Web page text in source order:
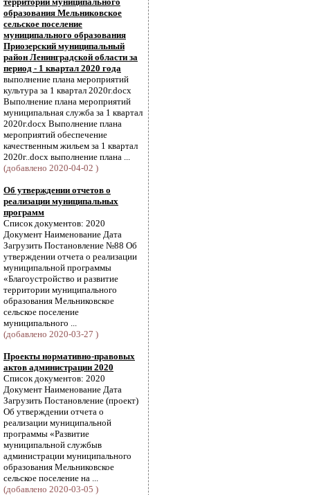
образования Мельниковское
сельское поселение
муниципального образования
Приозерский муниципальный
район Ленинградской области за
период - 1 квартал 2020 года
выполнение плана мероприятий
культура за 1 квартал 2020г.docx
Выполнение плана мероприятий
муниципальная служба за 1 квартал
2020г.docx Выполнение плана
мероприятий обеспечение
качественным жильем за 1 квартал
2020г..docx выполнение плана ...
(добавлено 2020-04-02 )
Об утверждении отчетов о
реализации муниципальных
программ
Список документов: 2020
Документ Наименование Дата
Загрузить Постановление №88 Об
утверждении отчета о реализации
муниципальной программы
«Благоустройство и развитие
территории муниципального
образования Мельниковское
сельское поселение
муниципального ...
(добавлено 2020-03-27 )
Проекты нормативно-правовых
актов администрации 2020
Список документов: 2020
Документ Наименование Дата
Загрузить Постановление (проект)
Об утверждении отчета о
реализации муниципальной
программы «Развитие
муниципальной службыв
администрации муниципального
образования Мельниковское
сельское поселение на ...
(добавлено 2020-03-05 )